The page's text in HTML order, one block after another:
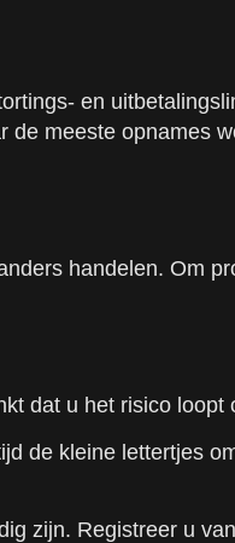
en
meeste opnames
handelen. Om
dat u het risico loopt
de kleine lettertjes
zijn. Registreer u